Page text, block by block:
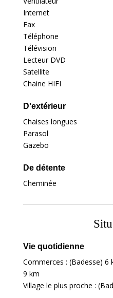
Internet
Fax
Téléphone
Télévision
Lecteur DVD
Satellite
Chaine HIFI
D'extérieur
Chaises longues
Parasol
Gazebo
De détente
Cheminée
Vie quotidienne
Commerces : (Badesse) 6
9 km
Village le plus proche :